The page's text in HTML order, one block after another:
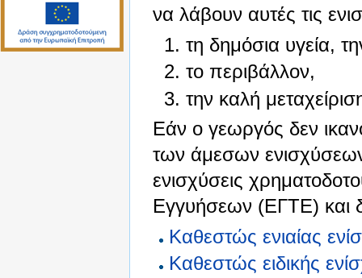
να λάβουν αυτές τις
τη δημόσια υγεία,
το περιβάλλον,
την καλή
Εάν ο γεωργός δεν
των άμεσων
ενισχύσεις
Εγγυήσεων (ΕΓΤΕ) και
Καθεστώς ενιαίας
Καθεστώς ειδικής